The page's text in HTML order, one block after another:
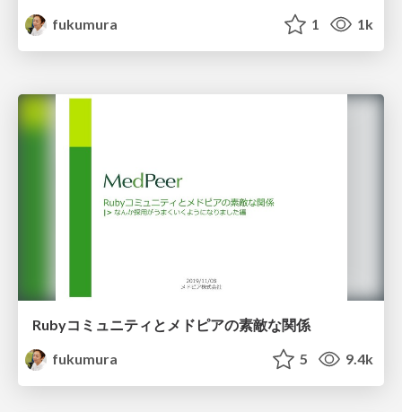
fukumura
1 1k
Rubyコミュニティとメドピアの素敵な関係
fukumura
5 9.4k